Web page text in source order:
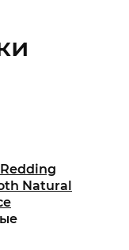
Natural